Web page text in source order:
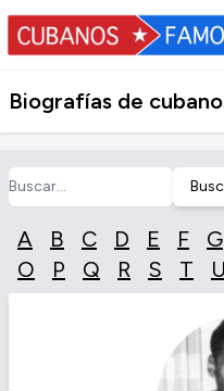
Biografías de
A B C D E F G
O
P Q R S T U